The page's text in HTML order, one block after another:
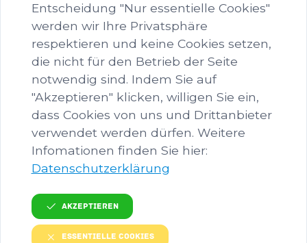
Kurse
Media
KONTAKT
Ansprechperson
Valerie Mayr
E-Mail
Entscheidung "Nur essentielle Cookies"
werden wir Ihre Privatsphäre
respektieren und keine Cookies setzen,
die nicht für den Betrieb der Seite
notwendig sind. Indem Sie auf
"Akzeptieren" klicken, willigen Sie ein,
dass Cookies von uns und Drittanbieter
verwendet werden dürfen. Weitere
Infomationen finden Sie hier:
Datenschutzerklärung
Akzeptieren
Essentielle Cookies